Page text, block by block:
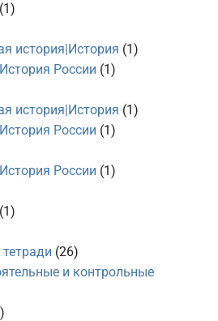
(1)
история|История (1)
России (1)
история|История (1)
России (1)
России (1)
(1)
(26)
и контрольные